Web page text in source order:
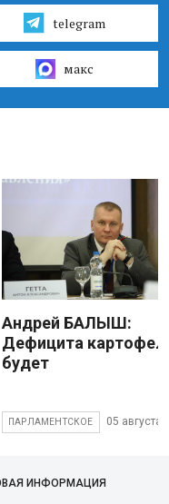
telegram
макс
Андрей БАЛЫШ:
Дефицита
будет
ПАРЛАМЕНТСКОЕ 05 августа
ИНФОРМАЦИЯ